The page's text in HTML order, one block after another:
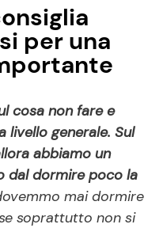
per una
cosa non fare e
livello generale. Sul
abbiamo un
dal dormire poco la
mai dormire
soprattutto non si